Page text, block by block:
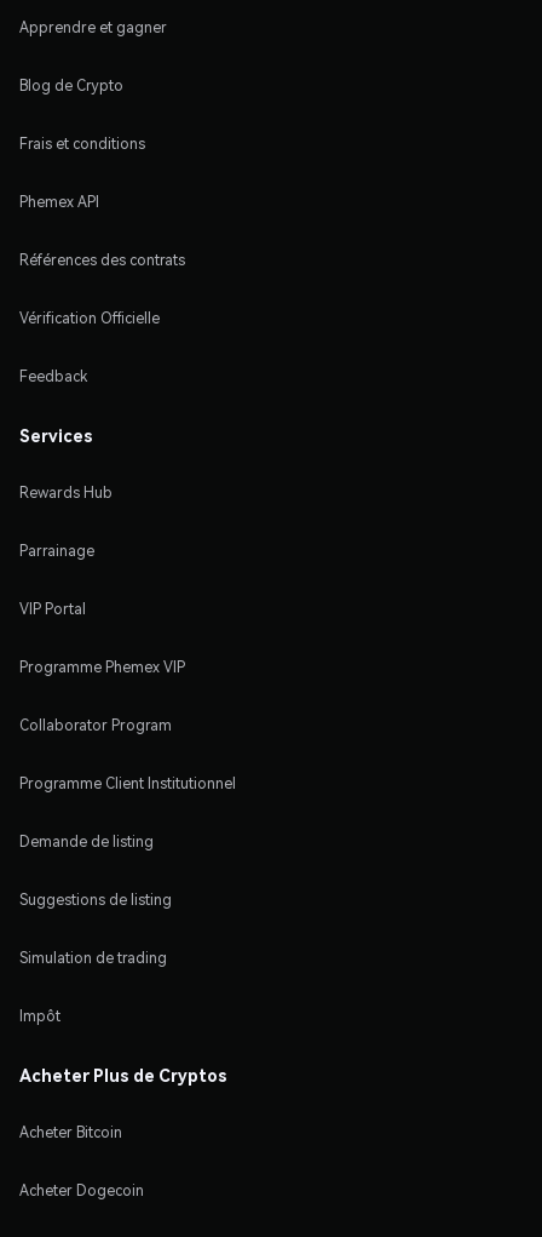
Apprendre et gagner
Blog de Crypto
Frais et conditions
Phemex API
Références des contrats
Vérification Officielle
Feedback
Services
Rewards Hub
Parrainage
VIP Portal
Programme Phemex VIP
Collaborator Program
Programme Client Institutionnel
Demande de listing
Suggestions de listing
Simulation de trading
Impôt
Acheter Plus de Cryptos
Acheter Bitcoin
Acheter Dogecoin